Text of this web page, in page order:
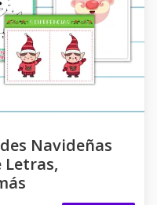
Navideñas
Letras,